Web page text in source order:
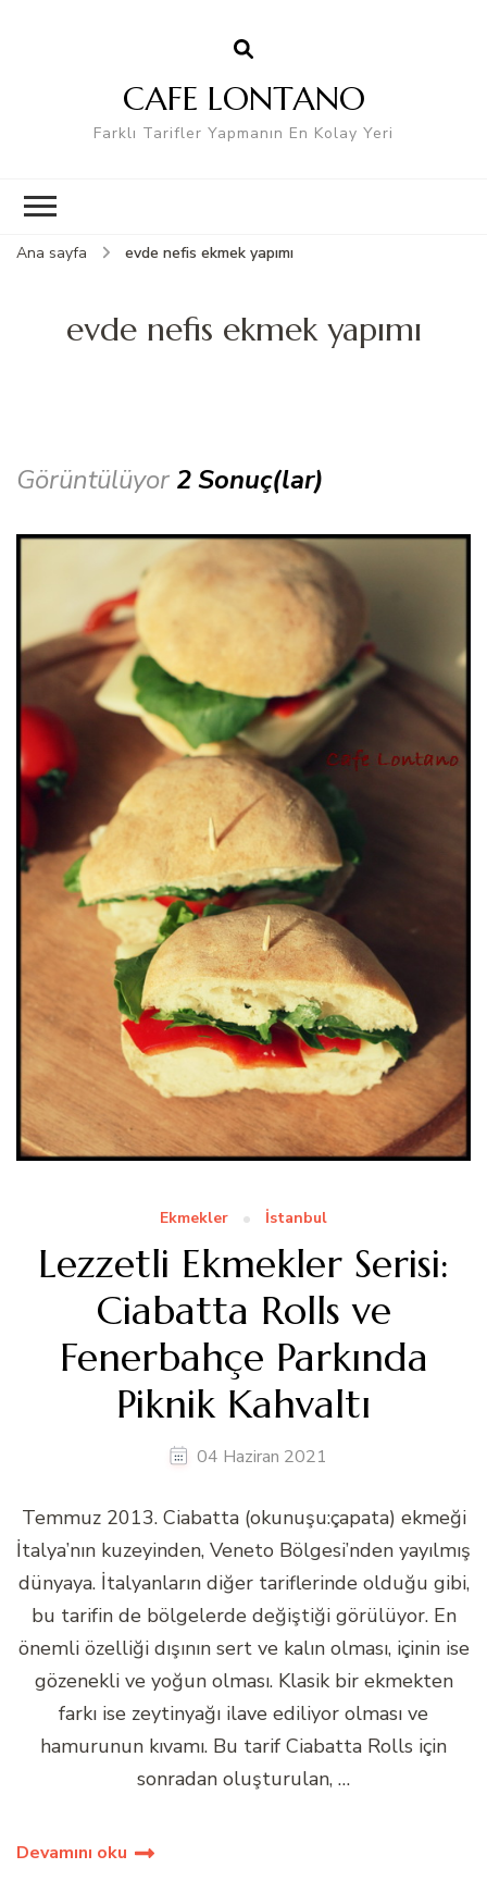
CAFE LONTANO
Farklı Tarifler Yapmanın En Kolay Yeri
Ana sayfa evde nefis ekmek yapımı
evde nefis ekmek yapımı
Görüntülüyor 2 Sonuç(lar)
Ekmekler İstanbul
Lezzetli Ekmekler Serisi:
Ciabatta Rolls ve
Fenerbahçe Parkında
Piknik Kahvaltı
04 Haziran 2021
Temmuz 2013. Ciabatta (okunuşu:çapata) ekmeği
İtalya’nın kuzeyinden, Veneto Bölgesi’nden yayılmış
dünyaya. İtalyanların diğer tariflerinde olduğu gibi,
bu tarifin de bölgelerde değiştiği görülüyor. En
önemli özelliği dışının sert ve kalın olması, içinin ise
gözenekli ve yoğun olması. Klasik bir ekmekten
farkı ise zeytinyağı ilave ediliyor olması ve
hamurunun kıvamı. Bu tarif Ciabatta Rolls için
sonradan oluşturulan, …
Devamını oku